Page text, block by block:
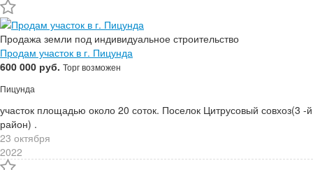
Продажа земли под индивидуальное строительство
Продам участок в г. Пицунда
600 000 руб. Торг возможен
Пицунда
участок площадью около 20 соток. Поселок Цитрусовый совхоз(3 -й
район) .
23 октября
2022